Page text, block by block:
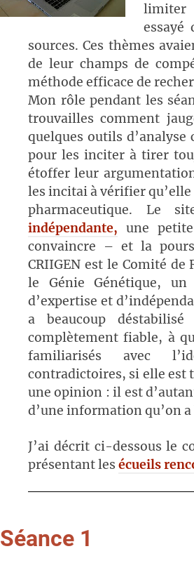
limiter
essayé
sources. Ces thèmes
de leur champs de
méthode efficace de
Mon rôle pendant les
trouvailles comment
quelques outils
pour les inciter à tirer
étoffer leur
les incitai à vérifier
pharmaceutique. Le
indépendante, une
convaincre – et la
CRIIGEN est le Comité
le Génie Génétique,
d’expertise et
a beaucoup
complètement fiable, à
familiarisés avec
contradictoires, si elle est
une opinion : il est
d’une information qu’on
J’ai décrit ci-dessous le
présentant les écueils
Séance 1